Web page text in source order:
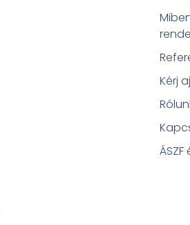
Kérj